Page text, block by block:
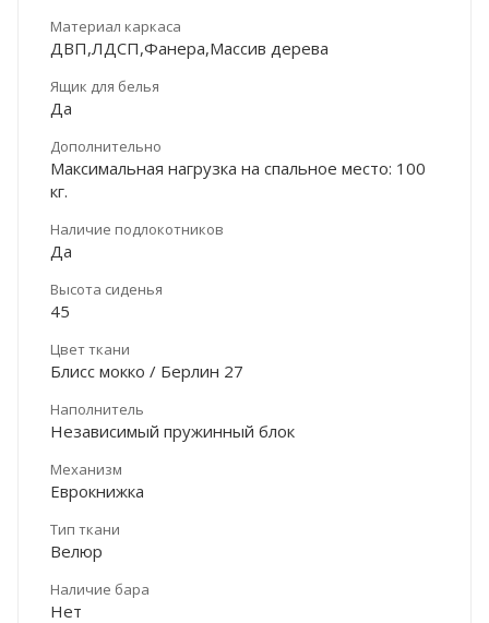
Материал каркаса
ДВП,ЛДСП,Фанера,Массив дерева
Ящик для белья
Да
Дополнительно
Максимальная нагрузка на спальное место: 100
кг.
Наличие подлокотников
Да
Высота сиденья
45
Цвет ткани
Блисс мокко / Берлин 27
Наполнитель
Независимый пружинный блок
Механизм
Еврокнижка
Тип ткани
Велюр
Наличие бара
Нет